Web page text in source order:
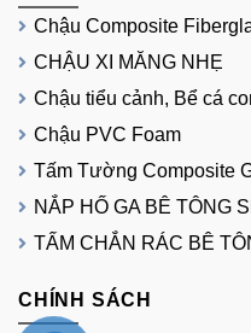
Chậu Composite
CHẬU XI MĂNG NHẸ
Chậu tiểu cảnh, Bể cá
Chậu PVC Foam
Tấm Tường Composite
NẮP HỐ GA BÊ TÔNG
TẤM CHẮN RÁC BÊ
CHÍNH SÁCH